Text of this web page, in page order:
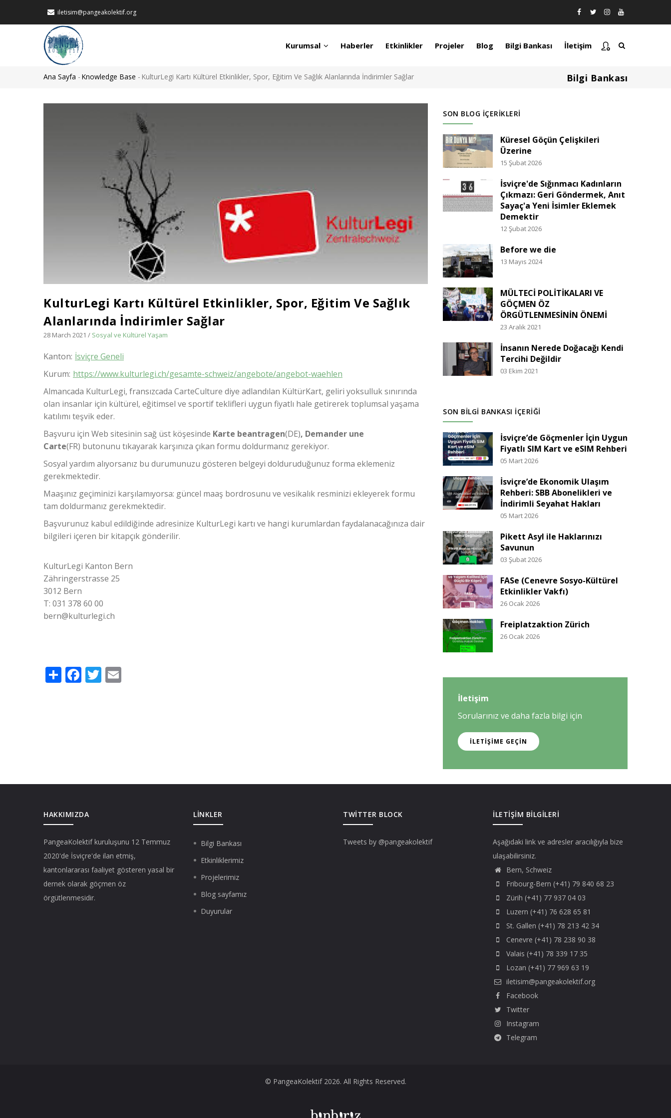
iletisim@pangeakolektif.org
Kurumsal Haberler Etkinlikler Projeler Blog Bilgi Bankası İletişim
Bilgi Bankası
Sayfa
yolu
Ana Sayfa - Knowledge Base - KulturLegi Kartı Kültürel Etkinlikler, Spor, Eğitim Ve Sağlık Alanlarında İndirimler Sağlar
KulturLegi Kartı Kültürel Etkinlikler, Spor, Eğitim Ve Sağlık
Alanlarında İndirimler Sağlar
28 March 2021 / Sosyal ve Kültürel Yaşam
Kanton İsviçre Geneli
Kurum https://www.kulturlegi.ch/gesamte-schweiz/angebote/angebot-waehlen
Almancada KulturLegi, fransızcada CarteCulture diye adlandılan KültürKart, geliri yoksulluk sınırında
olan insanlar için kültürel, eğitimsel ve sportif teklifleri uygun fiyatlı hale getirerek toplumsal yaşama
katılımı teşvik eder.
Başvuru için Web sitesinin sağ üst köşesinde Karte beantragen(DE), Demander une
Carte(FR) butonunu tıkayarak karşınıza çıkan formu doldurmanız gerekiyor.
Sosyal yardım alıyorsanız bu durumunuzu gösteren belgeyi dolduruduğunuz forma eklemeniz
gerekmektedir.
Maaşınız geçiminizi karşılamıyorsa: güncel maaş bordrosunu ve vesikalık resminizi ekleyerek formu
tam doldurmanız gerekmektedir.
Başvurunuz kabul edildiğinde adresinize KulturLegi kartı ve hangi kurumlardan faydalanacağınıza dair
bilgileri içeren bir kitapçık gönderilir.
KulturLegi Kanton Bern
Zähringerstrasse 25
3012 Bern
T: 031 378 60 00
bern@kulturlegi.ch
ShareFacebook
Twitter
SON BLOG İÇERIKLERI
Küresel Göçün Çelişkileri
Üzerine
15 Şubat 2026
İsviçre'de Sığınmacı Kadınların
Çıkmazı: Geri Göndermek, Anıt
Sayaç'a Yeni İsimler Eklemek
Demektir
12 Şubat 2026
Before we die
13 Mayıs 2024
MÜLTECİ POLİTİKALARI VE
GÖÇMEN ÖZ
ÖRGÜTLENMESİNİN ÖNEMİ
23 Aralık 2021
İnsanın Nerede Doğacağı Kendi
Tercihi Değildir
03 Ekim 2021
SON BILGI BANKASI İÇERIĞI
İsviçre’de Göçmenler İçin Uygun
Fiyatlı SIM Kart ve eSIM Rehberi
05 Mart 2026
İsviçre’de Ekonomik Ulaşım
Rehberi: SBB Abonelikleri ve
İndirimli Seyahat Hakları
05 Mart 2026
Pikett Asyl ile Haklarınızı
Savunun
03 Şubat 2026
FASe (Cenevre Sosyo-Kültürel
Etkinlikler Vakfı)
26 Ocak 2026
Freiplatzaktion Zürich
26 Ocak 2026
İletişim
Sorularınız ve daha fazla bilgi için
İLETIŞIME GEÇIN
HAKKIMIZDA
PangeaKolektifkuruluşunu 12 Temmuz
2020'de İsviçre'de ilan etmiş,
kantonlararası faaliyet gösteren yasal bir
dernek olarak göçmen öz
örgütlenmesidir.
LINKLER
Bilgi Bankası
Etkinliklerimiz
Projelerimiz
Blog sayfamız
Duyurular
TWITTER BLOCK
Tweets by @pangeakolektif
İLETIŞIM BILGILERI
Aşağıdaki link ve adresler aracılığıyla bize
ulaşabilirsiniz.
Bern, Schweiz
Fribourg-Bern (+41) 79 840 68 23
Zürih (+41) 77 937 04 03
Luzern (+41) 76 628 65 81
St. Gallen (+41) 78 213 42 34
Cenevre (+41) 78 238 90 38
Valais (+41) 78 339 17 35
Lozan (+41) 77 969 63 19
iletisim@pangeakolektif.org
Facebook
Twitter
Instagram
Telegram
© PangeaKolektif 2026. All Rights Reserved.